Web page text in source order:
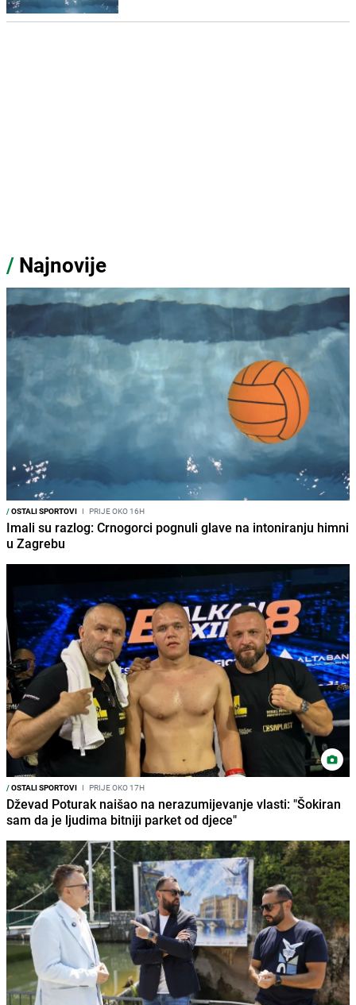
/ Najnovije
/OSTALI SPORTOVI I PRIJE OKO 16H
Imali su razlog: Crnogorci pognuli glave na intoniranju himni
u Zagrebu
/OSTALI SPORTOVI I PRIJE OKO 17H
Dževad Poturak naišao na nerazumijevanje vlasti: "Šokiran
sam da je ljudima bitniji parket od djece"